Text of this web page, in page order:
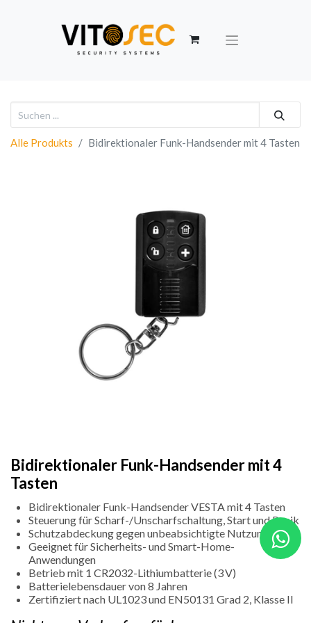
Alle Produkts Bidirektionaler Funk-Handsender mit 4 Tasten
Bidirektionaler Funk-Handsender mit 4
Tasten
Bidirektionaler Funk-Handsender VESTA mit 4 Tasten
Steuerung für Scharf-/Unscharfschaltung, Start und Panik
Schutzabdeckung gegen unbeabsichtigte Nutzung
Geeignet für Sicherheits- und Smart-Home-
Anwendungen
Betrieb mit 1 CR2032-Lithiumbatterie (3 V)
Batterielebensdauer von 8 Jahren
Zertifiziert nach UL1023 und EN50131 Grad 2, Klasse II